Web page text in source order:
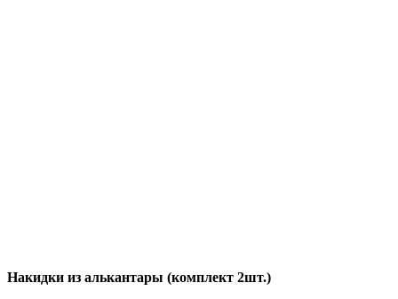
Накидки из алькантары (комплект 2шт.)